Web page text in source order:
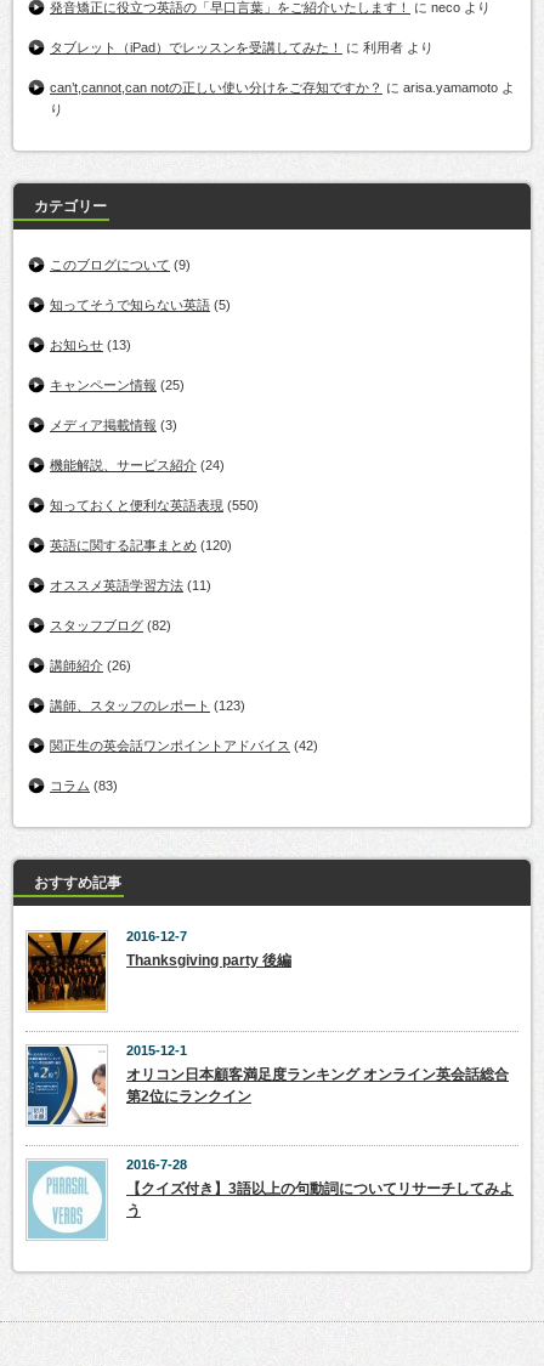
発音矯正に役立つ英語の「早口言葉」をご紹介いたします！ に neco より
タブレット（iPad）でレッスンを受講してみた！ に 利用者 より
can’t,cannot,can notの正しい使い分けをご存知ですか？ に arisa.yamamoto よ
り
カテゴリー
このブログについて (9)
知ってそうで知らない英語 (5)
お知らせ (13)
キャンペーン情報 (25)
メディア掲載情報 (3)
機能解説、サービス紹介 (24)
知っておくと便利な英語表現 (550)
英語に関する記事まとめ (120)
オススメ英語学習方法 (11)
スタッフブログ (82)
講師紹介 (26)
講師、スタッフのレポート (123)
関正生の英会話ワンポイントアドバイス (42)
コラム (83)
おすすめ記事
2016-12-7
Thanksgiving party 後編
2015-12-1
オリコン日本顧客満足度ランキング オンライン英会話総合
第2位にランクイン
2016-7-28
【クイズ付き】3語以上の句動詞についてリサーチしてみよ
う